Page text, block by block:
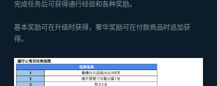
完成任务后可获得通行经验和各种奖励。
基本奖励可在升级时获得，奢华奖励可在付款商品时追加获
得。